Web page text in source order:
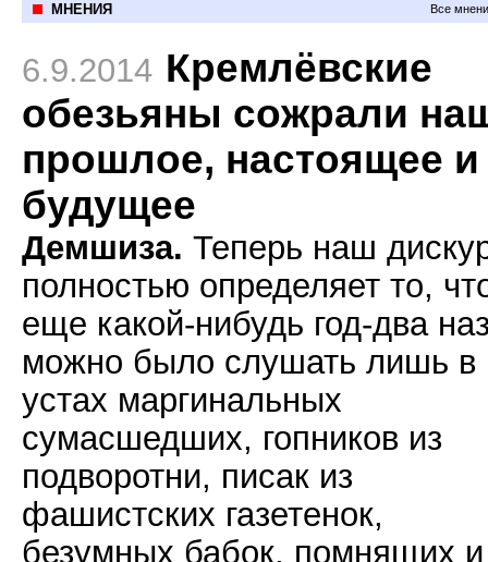
МНЕНИЯ Все
6.9.2014 Кремлёвские
обезьяны сожрали
прошлое, настоящее и
будущее
Демшиза. Теперь наш
полностью определяет то,
еще какой-нибудь год-два
можно было слушать лишь в
устах маргинальных
сумасшедших, гопников из
подворотни, писак из
фашистских газетенок,
безумных бабок, помнящих и